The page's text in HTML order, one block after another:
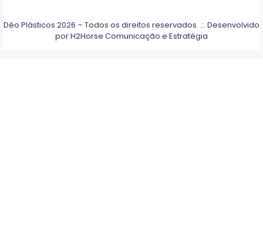
Déo Plásticos 2026 – Todos os direitos reservados. .:. Desenvolvido
porH2Horse Comunicação e Estratégia